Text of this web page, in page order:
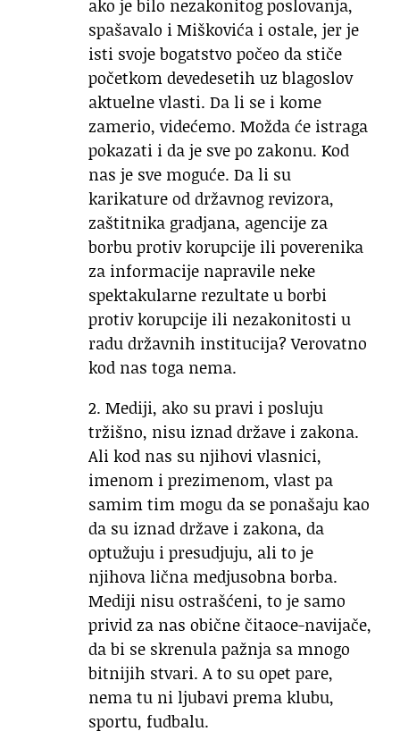
ako je bilo nezakonitog poslovanja,
spašavalo i Miškovića i ostale, jer je
isti svoje bogatstvo počeo da stiče
početkom devedesetih uz blagoslov
aktuelne vlasti. Da li se i kome
zamerio, videćemo. Možda će istraga
pokazati i da je sve po zakonu. Kod
nas je sve moguće. Da li su
karikature od državnog revizora,
zaštitnika gradjana, agencije za
borbu protiv korupcije ili poverenika
za informacije napravile neke
spektakularne rezultate u borbi
protiv korupcije ili nezakonitosti u
radu državnih institucija? Verovatno
kod nas toga nema.
2. Mediji, ako su pravi i posluju
tržišno, nisu iznad države i zakona.
Ali kod nas su njihovi vlasnici,
imenom i prezimenom, vlast pa
samim tim mogu da se ponašaju kao
da su iznad države i zakona, da
optužuju i presudjuju, ali to je
njihova lična medjusobna borba.
Mediji nisu ostrašćeni, to je samo
privid za nas obične čitaoce-navijače,
da bi se skrenula pažnja sa mnogo
bitnijih stvari. A to su opet pare,
nema tu ni ljubavi prema klubu,
sportu, fudbalu.